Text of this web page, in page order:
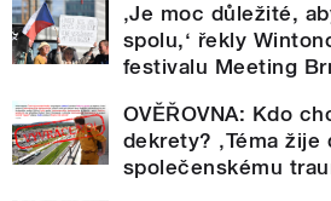
‚Je moc důležité,
spolu,‘ řekly
festivalu Meeting
OVĚŘOVNA: Kdo
dekrety? ‚Téma žije
společenskému